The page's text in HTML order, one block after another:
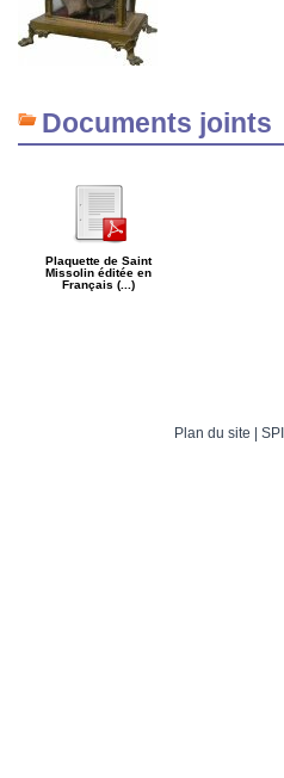
Documents joints
Plaquette de Saint
Missolin éditée en
Français (...)
Plan du site |